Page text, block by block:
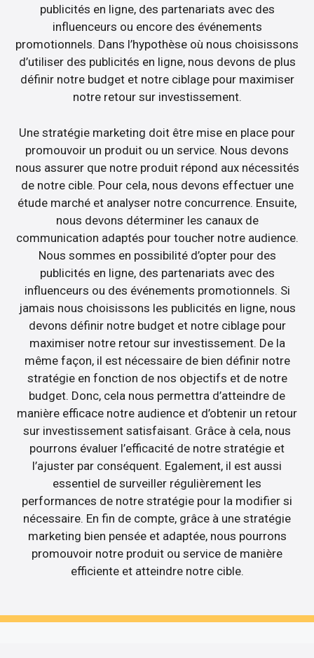
publicités en ligne, des partenariats avec des
influenceurs ou encore des événements
promotionnels. Dans l’hypothèse où nous choisissons
d’utiliser des publicités en ligne, nous devons de plus
définir notre budget et notre ciblage pour maximiser
notre retour sur investissement.
Une stratégie marketing doit être mise en place pour
promouvoir un produit ou un service. Nous devons
nous assurer que notre produit répond aux nécessités
de notre cible. Pour cela, nous devons effectuer une
étude marché et analyser notre concurrence. Ensuite,
nous devons déterminer les canaux de
communication adaptés pour toucher notre audience.
Nous sommes en possibilité d’opter pour des
publicités en ligne, des partenariats avec des
influenceurs ou des événements promotionnels. Si
jamais nous choisissons les publicités en ligne, nous
devons définir notre budget et notre ciblage pour
maximiser notre retour sur investissement. De la
même façon, il est nécessaire de bien définir notre
stratégie en fonction de nos objectifs et de notre
budget. Donc, cela nous permettra d’atteindre de
manière efficace notre audience et d’obtenir un retour
sur investissement satisfaisant. Grâce à cela, nous
pourrons évaluer l’efficacité de notre stratégie et
l’ajuster par conséquent. Egalement, il est aussi
essentiel de surveiller régulièrement les
performances de notre stratégie pour la modifier si
nécessaire. En fin de compte, grâce à une stratégie
marketing bien pensée et adaptée, nous pourrons
promouvoir notre produit ou service de manière
efficiente et atteindre notre cible.